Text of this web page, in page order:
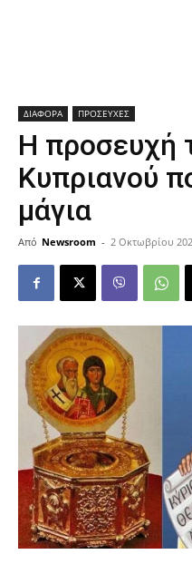
ΔΙΑΦΟΡΑ ΠΡΟΣΕΥΧΕΣ
Η προσευχή
Κυπριανού
μάγια
Από Newsroom - 2 Οκτωβρίου